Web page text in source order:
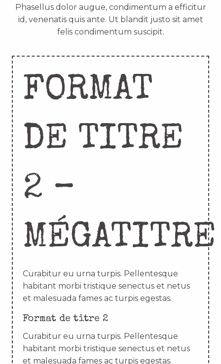
Phasellus dolor augue, condimentum a efficitur
id, venenatis quis ante. Ut blandit justo sit amet
felis condimentum suscipit.
FORMAT
DE TITRE
2 –
MÉGATITRE
Curabitur eu urna turpis. Pellentesque
habitant morbi tristique senectus et netus
et malesuada fames ac turpis egestas.
Format de titre 2
Curabitur eu urna turpis. Pellentesque
habitant morbi tristique senectus et netus
et malesuada fames ac turpis egestas.